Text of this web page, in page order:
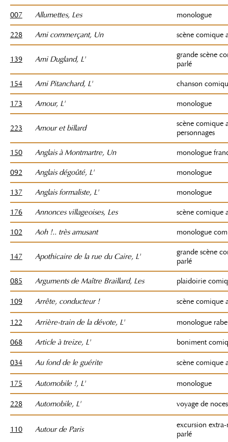
007 Allumettes, Les monologue
228 Ami commerçant, Un scène comique
139 Ami Dugland, L'
grande scène
parlé
154 Ami Pitanchard, L' chanson
173 Amour, L' monologue
223 Amour et billard
scène comique
personnages
150 Anglais à Montmartre, Un monologue
092 Anglais dégoûté, L' monologue
137 Anglais formaliste, L' monologue
176 Annonces villageoises, Les scène comique
102 Aoh !.. très amusant monologue
147 Apothicaire de la rue du Caire, L'
grande scène
parlé
085 Arguments de Maître Braillard, Les plaidoirie
109 Arrête, conducteur ! scène comique
122 Arrière-train de la dévote, L' monologue
068 Article à treize, L' boniment
034 Au fond de le guérite scène comique
175 Automobile !, L' monologue
228 Automobile, L' voyage de
110 Autour de Paris
excursion
parlé